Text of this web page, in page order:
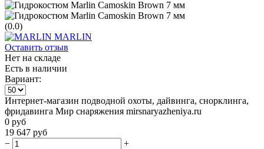
(0.0)
MARLIN
Оставить отзыв
Нет на складе
Есть в наличии
Вариант:
Интернет-магазин подводной охоты, дайвинга, снорклинга,
фридавинга Мир снаряжения mirsnaryazheniya.ru
0 руб
19 647 руб
−
+